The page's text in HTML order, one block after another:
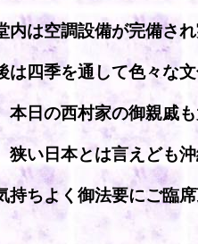
内は空調設備が完備さ
は四季を通して色々な
本日の西村家の御親戚
狭い日本とは言えども
持ちよく御法要にご臨